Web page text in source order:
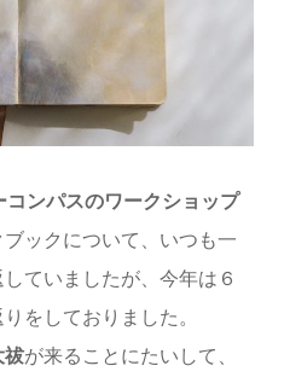
コンパスのワークショップ
ックについて、いつも一
ていましたが、今年は６
をしておりました。
祓が来ることにたいして、